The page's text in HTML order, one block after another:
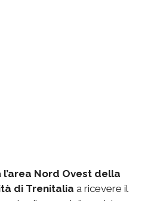
l’area Nord Ovest della
di Trenitalia a ricevere il